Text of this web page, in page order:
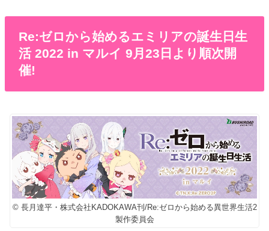
Re:ゼロから始めるエミリアの誕生日生
活 2022 in マルイ 9月23日より順次開
催!
© 長月達平・株式会社KADOKAWA刊/Re:ゼロから始める異世界生活2
製作委員会